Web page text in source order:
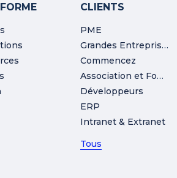
CLIENTS
PME
Grandes Entreprises
Commencez
Association et Fondation
Développeurs
ERP
Intranet & Extranet
Tous